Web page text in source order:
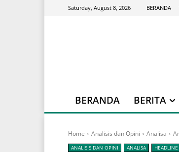
Saturday, August 8, 2026 BERANDA
BERANDA BERITA
Home Analisis dan Opini Analisa
ANALISIS DAN OPINI ANALISA HEADLINE